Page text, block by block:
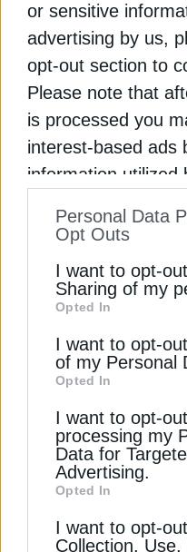
or sensitive
advertising by us,
opt-out section to
Please note that
is processed you
interest-based ads
information utilized
to your opt-out.
information by
of downstream
information may
third parties on the
Downstream
disclose it to other
Personal Data
Opt Outs
I want to opt-
Sharing of my
Opted In
I want to opt-
of my Personal
Opted In
I want to opt-
processing my
Data for
Advertising.
Opted In
I want to opt-
Collection, Use,
Naftogaz: Οριστική
εναντίον της
LNG NAFTOGAZ
ΔΕΊΤΕ ΕΠΊΣΗΣ
ΔΙΕΘΝΗ
Τα κέρδη της
λόγω της πτώσης
31 Ιουλίου 2025